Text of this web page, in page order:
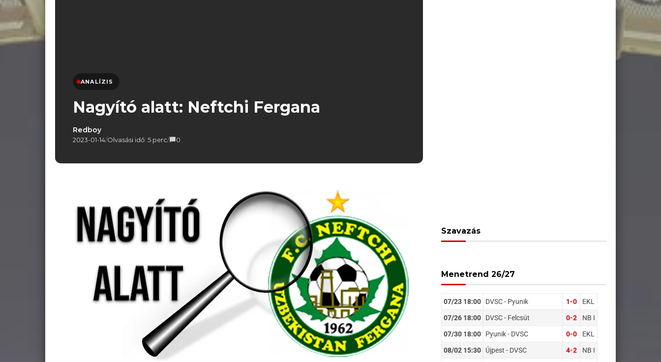
ANALÍZIS
Nagyító alatt: Neftchi Fergana
Redboy
2023-01-14/Olvasási idő: 5 perc/ 0
Szavazás
Menetrend 26/27
07/23 18:00 DVSC - Pyunik 1-0 EKL
07/26 18:00 DVSC - Felcsút 0-2 NB I
07/30 18:00 Pyunik - DVSC 0-0 EKL
08/02 15:30 Újpest - DVSC 4-2 NB I